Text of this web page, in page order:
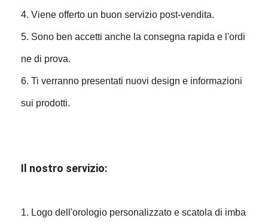
4. Viene offerto un buon servizio post-vendita.
5. Sono ben accetti anche la consegna rapida e l'ordi
ne di prova.
6. Ti verranno presentati nuovi design e informazioni
sui prodotti.
Il nostro servizio:
1. Logo dell'orologio personalizzato e scatola di imba